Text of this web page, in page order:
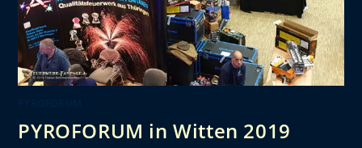
PYROFORUM in Witten 2019